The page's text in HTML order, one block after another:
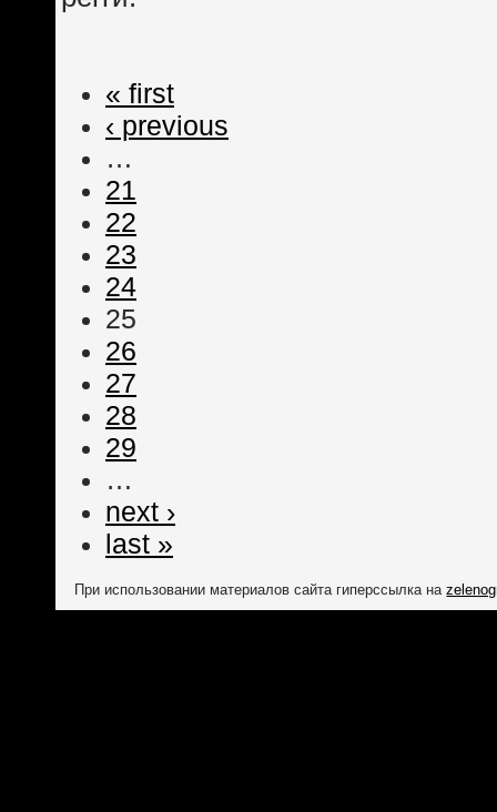
« first
‹ previous
…
21
22
23
24
25
26
27
28
29
…
next ›
last »
При использовании материалов сайта гиперссылка на